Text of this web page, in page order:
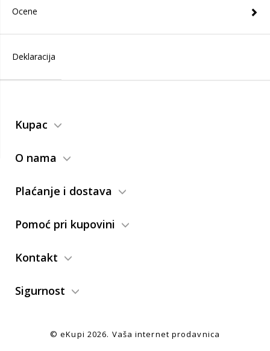
Ocene
Deklaracija
Kupac
O nama
Plaćanje i dostava
Pomoć pri kupovini
Kontakt
Sigurnost
© eKupi 2026. Vaša internet prodavnica